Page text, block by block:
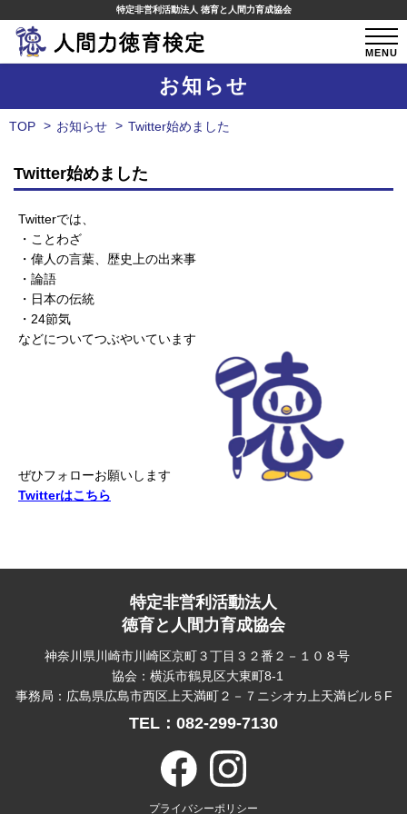
特定非営利活動法人 徳育と人間力育成協会
MENU
お知らせ
TOP お知らせ Twitter始めました
Twitter始めました
Twitterでは、
・ことわざ
・偉人の言葉、歴史上の出来事
・論語
・日本の伝統
・24節気
などについてつぶやいています
ぜひフォローお願いします
Twitterはこちら
特定非営利活動法人
徳育と人間力育成協会
神奈川県川崎市川崎区京町３丁目３２番２－１０８号
協会：横浜市鶴見区大東町8-1
事務局：広島県広島市西区上天満町２－７ニシオカ上天満ビル５F
TEL：082-299-7130
プライバシーポリシー